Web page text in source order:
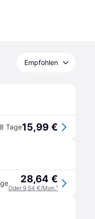
Empfohlen
8 Tage15,99 €
28,64 €
Oder 9,54 €/Mon.¹